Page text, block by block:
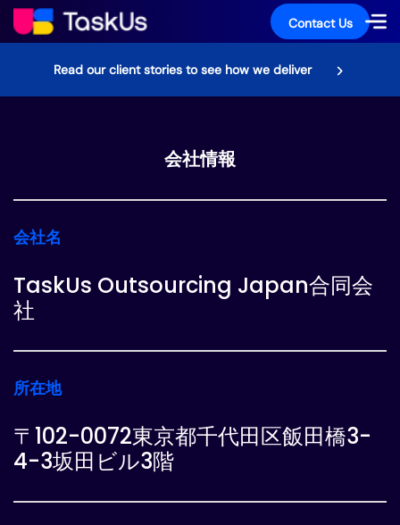
Contact Us
Read our client stories to see how we deliver
会社情報
会社名
TaskUs Outsourcing Japan合同会
社
所在地
〒102-0072東京都千代田区飯田橋3-
4-3坂田ビル3階